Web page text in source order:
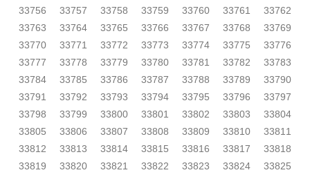
33756
33757 33758 33759 33760 33761
33762
33763
33764 33765 33766 33767 33768
33769
33770
33771 33772 33773 33774 33775
33776
33777
33778 33779 33780 33781 33782
33783
33784
33785 33786 33787 33788 33789
33790
33791
33792 33793 33794 33795 33796
33797
33798
33799 33800 33801 33802 33803
33804
33805
33806 33807 33808 33809 33810
33811
33812
33813 33814 33815 33816 33817
33818
33819
33820 33821 33822 33823 33824
33825